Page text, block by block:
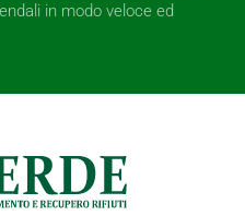
in modo veloce ed